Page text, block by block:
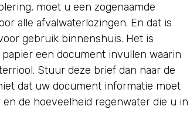
moet u een zogenaamde
alle afvalwaterlozingen. En dat is
gebruik binnenshuis. Het is
een document invullen waarin
Stuur deze brief dan naar de
dat uw document informatie moet
de hoeveelheid regenwater die u in